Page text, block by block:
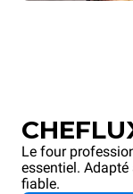
Le four
essentiel.
fiable.